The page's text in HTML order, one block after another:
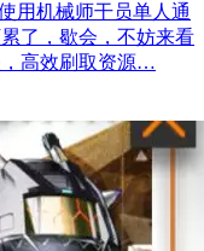
用机械师干员单人通
了，歇会，不妨来看
高效刷取资源…